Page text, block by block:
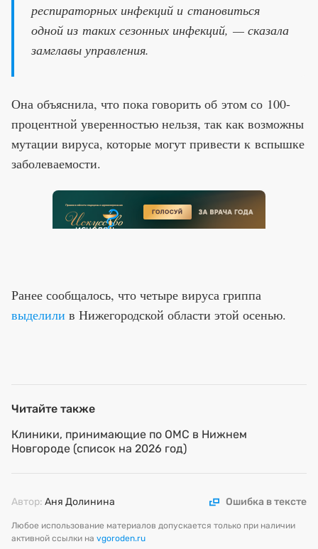
респираторных инфекций и становиться
одной из таких сезонных инфекций, — сказала
замглавы управления.
Она объяснила, что пока говорить об этом со 100-
процентной уверенностью нельзя, так как возможны
мутации вируса, которые могут привести к вспышке
заболеваемости.
Ранее сообщалось, что четыре вируса гриппа
выделили в Нижегородской области этой осенью.
Читайте также
Клиники, принимающие по ОМС в Нижнем
Новгороде (список на 2026 год)
Автор: Аня Долинина Ошибка в тексте
Любое использование материалов допускается только при наличии
активной ссылки на vgoroden.ru